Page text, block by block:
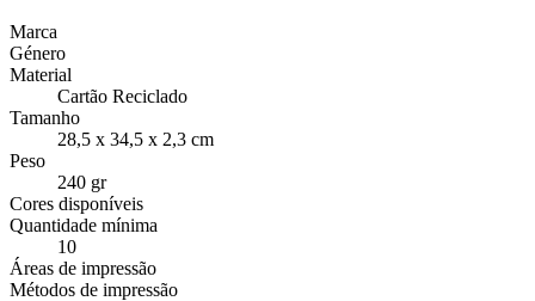
Marca
Género
Material
Cartão Reciclado
Tamanho
28,5 x 34,5 x 2,3 cm
Peso
240 gr
Cores disponíveis
Quantidade mínima
10
Áreas de impressão
Métodos de impressão